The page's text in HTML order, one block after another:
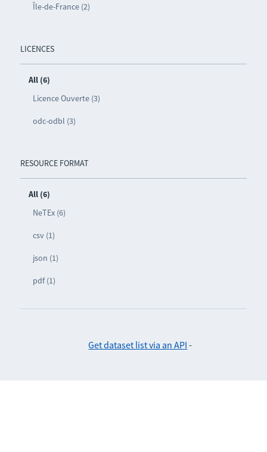
Île-de-France (2)
LICENCES
All (6)
Licence Ouverte (3)
odc-odbl (3)
RESOURCE FORMAT
All (6)
NeTEx (6)
csv (1)
json (1)
pdf (1)
Get dataset list via an API -